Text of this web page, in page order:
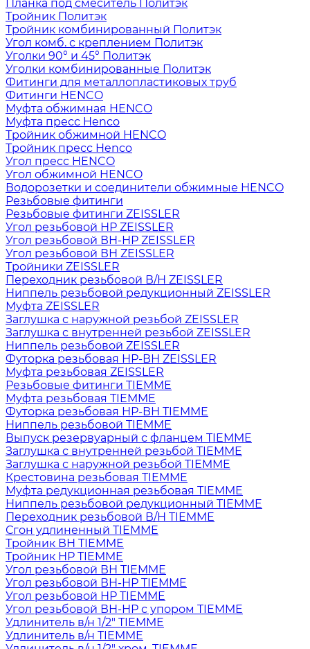
Планка под смеситель Политэк
Тройник Политэк
Тройник комбинированный Политэк
Угол комб. с креплением Политэк
Уголки 90° и 45° Политэк
Уголки комбинированные Политэк
Фитинги для металлопластиковых труб
Фитинги HENCO
Муфта обжимная HENCO
Муфта пресс Henco
Тройник обжимной HENCO
Тройник пресс Henco
Угол пресс HENCO
Угол обжимной HENCO
Водорозетки и соединители обжимные HENCO
Резьбовые фитинги
Резьбовые фитинги ZEISSLER
Угол резьбовой НР ZEISSLER
Угол резьбовой ВН-НР ZEISSLER
Угол резьбовой ВН ZEISSLER
Тройники ZEISSLER
Переходник резьбовой В/Н ZEISSLER
Ниппель резьбовой редукционный ZEISSLER
Муфта ZEISSLER
Заглушка с наружной резьбой ZEISSLER
Заглушка с внутренней резьбой ZEISSLER
Ниппель резьбовой ZEISSLER
Футорка резьбовая НР-ВН ZEISSLER
Муфта резьбовая ZEISSLER
Резьбовые фитинги TIEMME
Муфта резьбовая TIEMME
Футорка резьбовая НР-ВН TIEMME
Ниппель резьбовой TIEMME
Выпуск резервуарный с фланцем TIEMME
Заглушка с внутренней резьбой TIEMME
Заглушка с наружной резьбой TIEMME
Крестовина резьбовая TIEMME
Муфта редукционная резьбовая TIEMME
Ниппель резьбовой редукционный TIEMME
Переходник резьбовой В/Н TIEMME
Сгон удлиненный TIEMME
Тройник ВН TIEMME
Тройник НР TIEMME
Угол резьбовой ВН TIEMME
Угол резьбовой ВН-НР TIEMME
Угол резьбовой НР TIEMME
Угол резьбовой ВН-НР с упором TIEMME
Удлинитель в/н 1/2" TIEMME
Удлинитель в/н TIEMME